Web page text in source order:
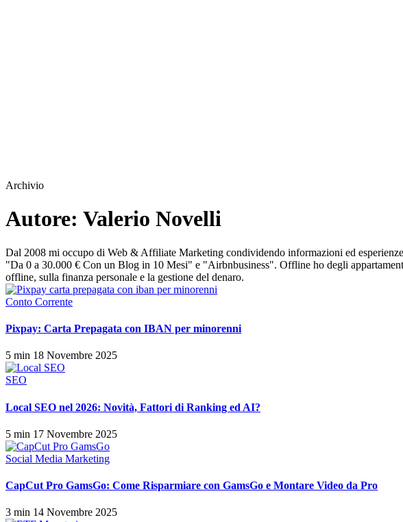
Archivio
Autore: Valerio Novelli
Dal 2008 mi occupo di Web & Affiliate Marketing condividendo informazioni ed
"Da 0 a 30.000 € Con un Blog in 10 Mesi" e "Airbnbusiness". Offline ho degli
offline, sulla finanza personale e la gestione del denaro.
Conto Corrente
Pixpay: Carta Prepagata con IBAN per minorenni
5 min 18 Novembre 2025
SEO
Local SEO nel 2026: Novità, Fattori di Ranking ed AI?
5 min 17 Novembre 2025
Social Media Marketing
CapCut Pro GamsGo: Come Risparmiare con GamsGo e Montare Video da Pro
3 min 14 Novembre 2025